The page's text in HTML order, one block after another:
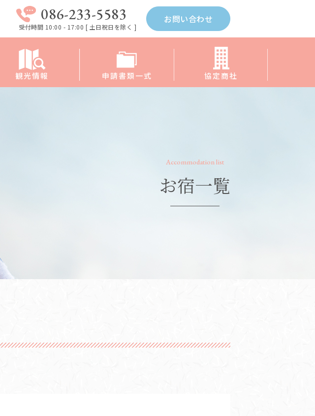
086-233-5583
受付時間 10:00 - 17:00 [ 土日祝日を除く ]
お問い合わせ
観光情報 申請書類一式 協定商社
Accommodation list
お宿一覧